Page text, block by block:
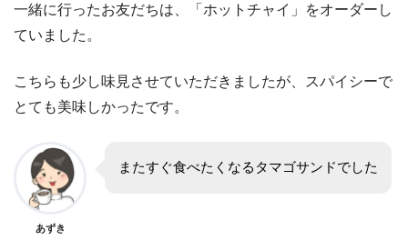
一緒に行ったお友だちは、「ホットチャイ」をオーダーし
ていました。
こちらも少し味見させていただきましたが、スパイシーで
とても美味しかったです。
あずき
またすぐ食べたくなるタマゴサンドでした